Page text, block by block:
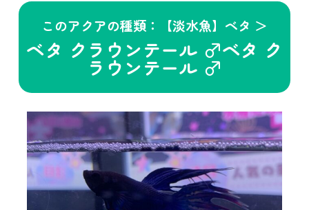
このアクアの種類：【淡水魚】ベタ ＞
ベタ クラウンテール ♂ベタ ク
ラウンテール ♂